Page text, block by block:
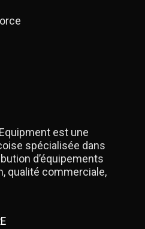
est une
spécialisée dans
d’équipements
qualité commerciale,